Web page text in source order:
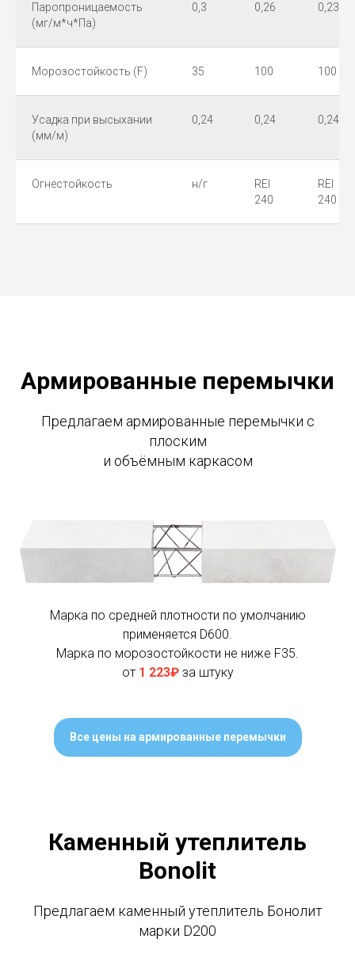
Паропроницаемость
(мг/м*ч*Па)
0,3 0,26 0,23
Морозостойкость (F) 35 100 100
Усадка при высыхании
(мм/м)
0,24 0,24 0,24
Огнестойкость н/г
REI
240
REI
240
Армированные перемычки
Предлагаем армированные перемычки с
плоским
и объёмным каркасом
Марка по средней плотности по умолчанию
применяется D600.
Марка по морозостойкости не ниже F35.
от 1 223₽за штуку
Все цены на армированные перемычки
Каменный утеплитель
Bonolit
Предлагаем каменный утеплитель Бонолит
марки D200